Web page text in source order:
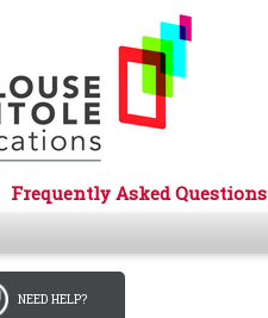
Frequently Asked Questions
NEED HELP?